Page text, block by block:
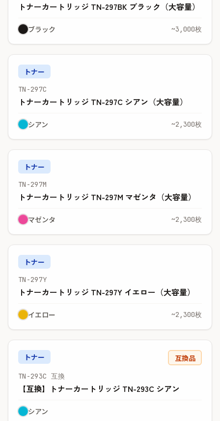
トナーカートリッジ TN-297BK ブラック（大容量）
ブラック ~3,000枚
トナー
TN-297C
トナーカートリッジ TN-297C シアン（大容量）
シアン ~2,300枚
トナー
TN-297M
トナーカートリッジ TN-297M マゼンタ（大容量）
マゼンタ ~2,300枚
トナー
TN-297Y
トナーカートリッジ TN-297Y イエロー（大容量）
イエロー ~2,300枚
トナー 互換品
TN-293C 互換
【互換】トナーカートリッジ TN-293C シアン
シアン